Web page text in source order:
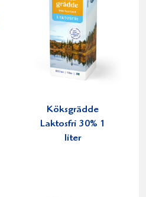
Köksgrädde
Laktosfri 30% 1
liter